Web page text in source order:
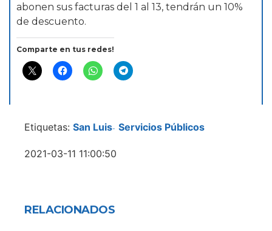
abonen sus facturas del 1 al 13, tendrán un 10%
de descuento.
Comparte en tus redes!
Etiquetas: San Luis- Servicios Públicos
2021-03-11 11:00:50
RELACIONADOS